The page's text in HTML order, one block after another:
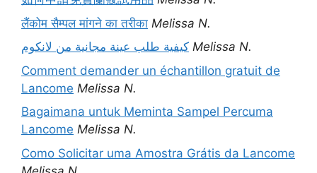
लैंकोम सैम्पल मांगने का तरीका Melissa N.
كيفية طلب عينة مجانية من لانكوم Melissa N.
Comment demander un échantillon gratuit de
Lancome Melissa N.
Bagaimana untuk Meminta Sampel Percuma
Lancome Melissa N.
Como Solicitar uma Amostra Grátis da Lancome